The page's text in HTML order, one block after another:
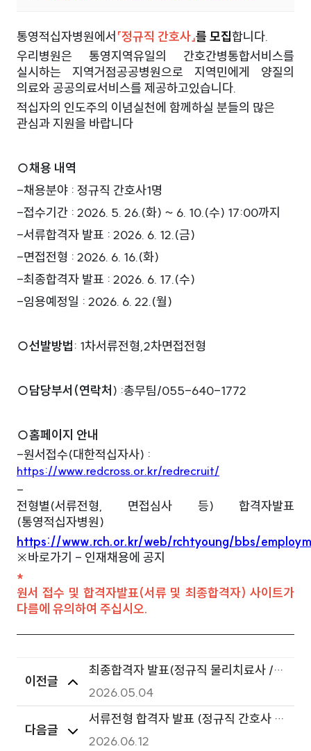
통영적십자병원에서 「정규직 간호사」를 모집합니다.
우리병원은 통영지역유일의 간호간병통합서비스를
실시하는 지역거점공공병원으로 지역민에게 양질의
의료와 공공의료서비스를 제공하고있습니다.
적십자의 인도주의 이념실천에 함께하실 분들의 많은
관심과 지원을 바랍니다
○채용 내역
-채용분야 : 정규직 간호사1명
-접수기간 : 2026. 5. 26.(화) ~ 6. 10.(수) 17:00까지
-서류합격자 발표 : 2026. 6. 12.(금)
-면접전형 : 2026. 6. 16.(화)
-최종합격자 발표 : 2026. 6. 17.(수)
-임용예정일 : 2026. 6. 22.(월)
○선발방법: 1차서류전형,2차면접전형
○담당부서(연락처 ) :총무팀/055-640-1772
○홈페이지 안내
-원서접수(대한적십자사) :
https://www.redcross.or.kr/redrecruit/
-
전형별(서류전형, 면접심사 등) 합격자발표
(통영적십자병원)
https://www.rch.or.kr/web/rchtyoung/bbs/
※바로가기 - 인재채용에 공지
*
원서 접수 및 합격자발표(서류 및 최종합격자) 사이트가
다름에 유의하여 주십시오.
이전글
최종합격자 발표(정규직 물리치료사 /
2026년 3차 채용)
2026.05.04
다음글
서류전형 합격자 발표 (정규직 간호사 /
2026년 4차 채용)
2026.06.12